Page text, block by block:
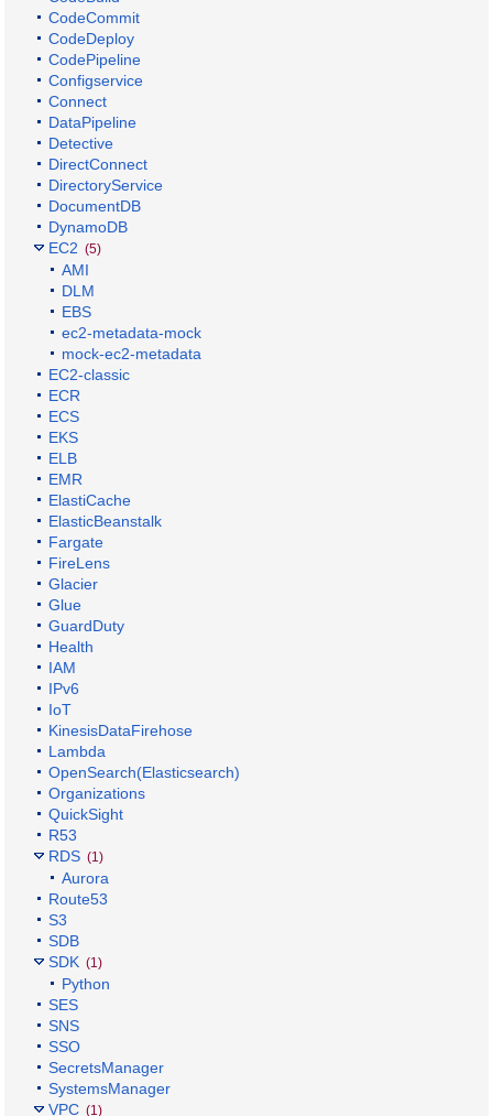
CodeCommit
CodeDeploy
CodePipeline
Configservice
Connect
DataPipeline
Detective
DirectConnect
DirectoryService
DocumentDB
DynamoDB
EC2 (5)
AMI
DLM
EBS
ec2-metadata-mock
mock-ec2-metadata
EC2-classic
ECR
ECS
EKS
ELB
EMR
ElastiCache
ElasticBeanstalk
Fargate
FireLens
Glacier
Glue
GuardDuty
Health
IAM
IPv6
IoT
KinesisDataFirehose
Lambda
OpenSearch(Elasticsearch)
Organizations
QuickSight
R53
RDS (1)
Aurora
Route53
S3
SDB
SDK (1)
Python
SES
SNS
SSO
SecretsManager
SystemsManager
VPC (1)